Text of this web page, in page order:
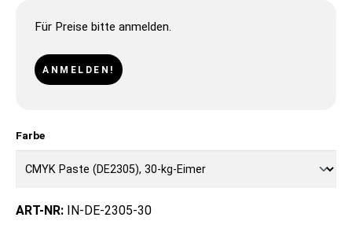
Für Preise bitte anmelden.
ANMELDEN!
Farbe
ART-NR: IN-DE-2305-30